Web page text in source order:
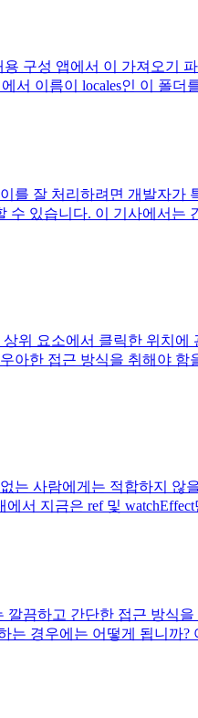
구성 앱에서 이 가져오기
이름이 locales인 이 폴더
를 잘 처리하려면 개발자
있습니다. 이 기사에서
위 요소에서 클릭한 위치
한 접근 방식을 취해야
사람에게는 적합하지
서 지금은 ref 및
깔끔하고 간단한 접근 방
경우에는 어떻게 됩니까